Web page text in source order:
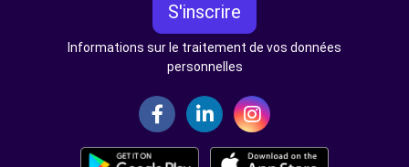
S'inscrire
Informations sur le traitement de vos données
personnelles